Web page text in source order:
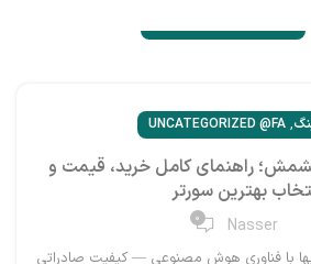
,
UNCATEGORIZED @FA
راهنمای کامل خرید، قیمت و
بهترین سورتر
Nasser
0
با فناوری هوش مصنوعی — کیفیت صادراتی